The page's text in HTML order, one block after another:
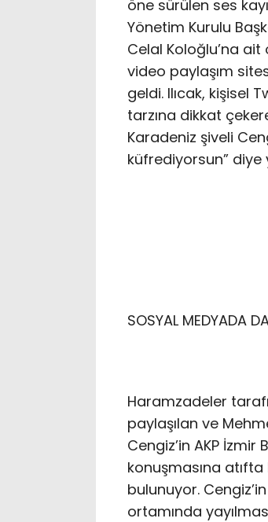
öne sürülen ses
Yönetim Kurulu
Celal Koloğlu’na
video paylaşım
geldi. Ilıcak, kişisel
tarzına dikkat
Karadeniz şiveli
küfrediyorsun” diye
SOSYAL MEDYADA
Haramzadeler
paylaşılan ve
Cengiz’in AKP İzmir
konuşmasına
bulunuyor.
ortamında